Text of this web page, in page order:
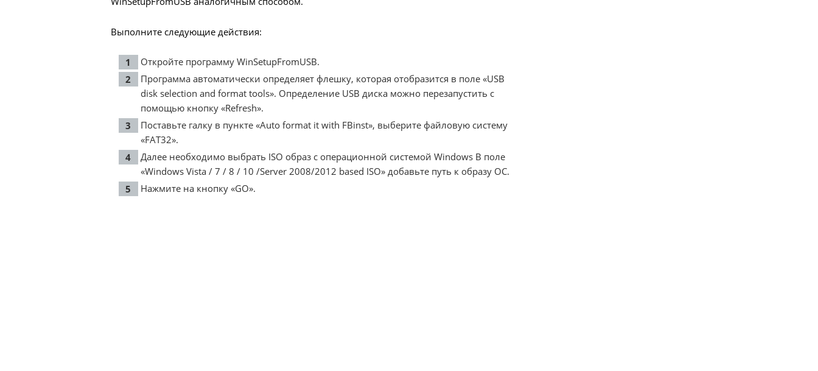
Выполните следующие действия:
Откройте программу WinSetupFromUSB.
Программа автоматически определяет флешку, которая отобразится в поле «USB
disk selection and format tools». Определение USB диска можно перезапустить с
помощью кнопку «Refresh».
Поставьте галку в пункте «Auto format it with FBinst», выберите файловую систему
«FAT32».
Далее необходимо выбрать ISO образ с операционной системой Windows В поле
«Windows Vista / 7 / 8 / 10 /Server 2008/2012 based ISO» добавьте путь к образу ОС.
Нажмите на кнопку «GO».